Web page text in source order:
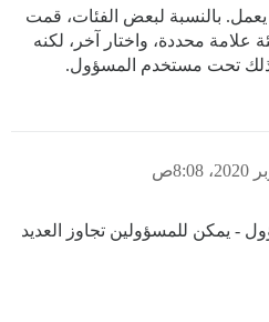
بالنسبة لبعض الفئات، قمت
علامة محددة، واختار آخر، لكنه
تحت مستخدم المسؤول.
يمكن للمسؤولين تجاوز العديد